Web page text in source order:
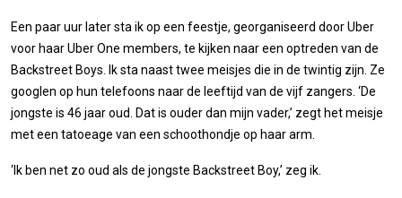
Een paar uur later sta ik op een feestje, georganiseerd door Uber
voor haar Uber One members, te kijken naar een optreden van de
Backstreet Boys. Ik sta naast twee meisjes die in de twintig zijn. Ze
googlen op hun telefoons naar de leeftijd van de vijf zangers. ‘De
jongste is 46 jaar oud. Dat is ouder dan mijn vader,’ zegt het meisje
met een tatoeage van een schoothondje op haar arm.
‘Ik ben net zo oud als de jongste Backstreet Boy,’ zeg ik.